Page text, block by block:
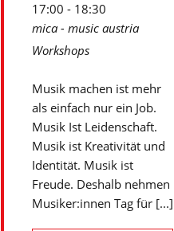
17:00 - 18:30
mica - music austria
Workshops
Musik machen ist mehr
als einfach nur ein Job.
Musik Ist Leidenschaft.
Musik ist Kreativität und
Identität. Musik ist
Freude. Deshalb nehmen
Musiker:innen Tag für [...]